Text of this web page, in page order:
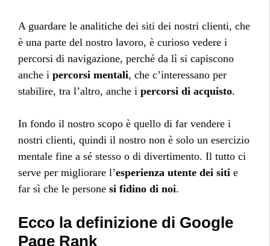
A guardare le analitiche dei siti dei nostri clienti, che
è una parte del nostro lavoro, è curioso vedere i
percorsi di navigazione, perché da lì si capiscono
anche i percorsi mentali, che c’interessano per
stabilire, tra l’altro, anche i percorsi di acquisto.
In fondo il nostro scopo è quello di far vendere i
nostri clienti, quindi il nostro non è solo un esercizio
mentale fine a sé stesso o di divertimento. Il tutto ci
serve per migliorare l’esperienza utente dei siti e
far sì che le persone si fidino di noi.
Ecco la definizione di Google
Page Rank